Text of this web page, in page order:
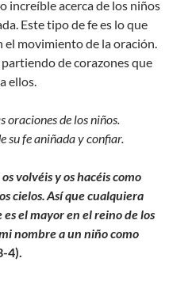
increíble acerca de los niños
Este tipo de fe es lo que
el movimiento de la oración.
de corazones que
ellos.
oraciones de los niños.
su fe aniñada y confiar.
volvéis y os hacéis como
cielos.Así que cualquiera
el mayor en el reino de los
nombre a un niño como
4).